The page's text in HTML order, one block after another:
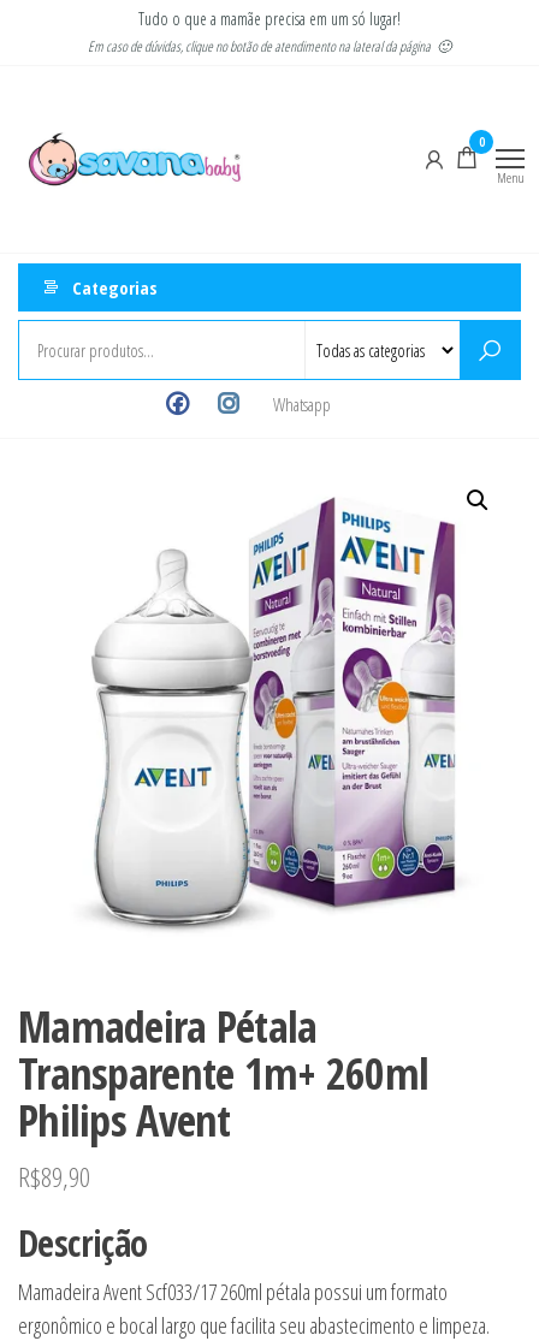
Tudo o que a mamãe precisa em um só lugar!
Em caso de dúvidas, clique no botão de atendimento na lateral da página 🙂
0
Menu
Categorias
Whatsapp
Mamadeira Pétala
Transparente 1m+ 260ml
Philips Avent
R$89,90
Descrição
Mamadeira Avent Scf033/17 260ml pétala possui um formato
ergonômico e bocal largo que facilita seu abastecimento e limpeza.